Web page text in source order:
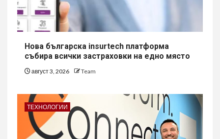
Нова българска insurtech платформа
събира всички застраховки на едно място
август 3, 2026 Team
ТЕХНОЛОГИИ